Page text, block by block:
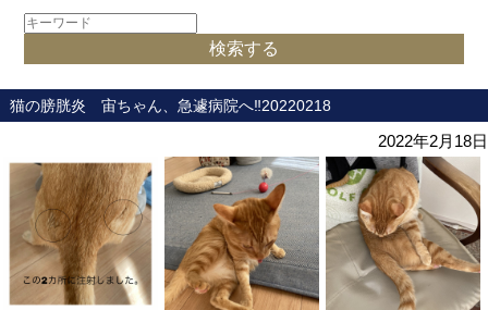
猫の膀胱炎 宙ちゃん、急遽病院へ‼️20220218
2022年2月18日